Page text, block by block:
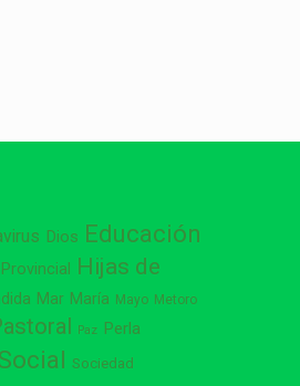
Dios Educación
Hijas de
Mar María Mayo Metoro
Paz
Perla
Sociedad